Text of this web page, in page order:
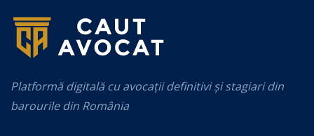
Platformă digitală cu avocații definitivi și stagiari din
barourile din România